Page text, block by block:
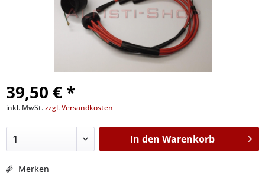
39,50 € *
inkl. MwSt.zzgl. Versandkosten
In den Warenkorb
Merken